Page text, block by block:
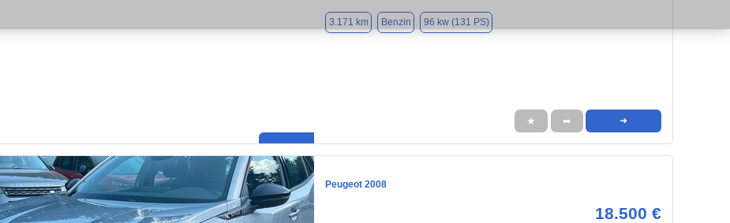
3.171 km Benzin 96 kw (131 PS)
★ ➦ ➜
Peugeot 2008
18.500 €